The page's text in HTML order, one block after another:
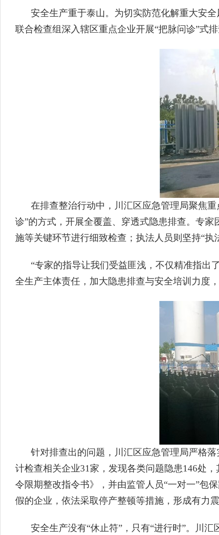
安全生产重于泰山。为切实防范化解重大安
联合检查组深入辖区重点企业开展“把脉问诊”式
在排查整治行动中，川汇区应急管理局聚焦
诊”的方式，开展全覆盖、穿透式隐患排查。专
施等关键环节进行细致检查；执法人员则坚持“
“专家的指导让我们受益匪浅，不仅精准指出
全生产主体责任，加大隐患排查与安全培训力度
针对排查出的问题，川汇区应急管理局严格
计检查相关企业31家，发现各类问题隐患146处
令限期整改指令书》，并由监管人员“一对一”包
假的企业，依法采取停产整顿等措施，形成有力
安全生产没有“休止符”，只有“进行时”。川